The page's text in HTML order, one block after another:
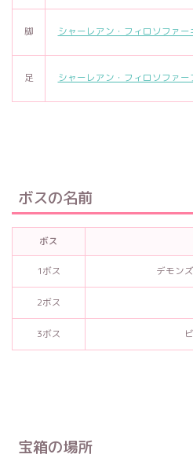
脚 シャーレアン・フィロソファー
足 シャーレアン・フィロソファー
ボスの名前
ボス
1ボス デモン
2ボス
3ボス
宝箱の場所